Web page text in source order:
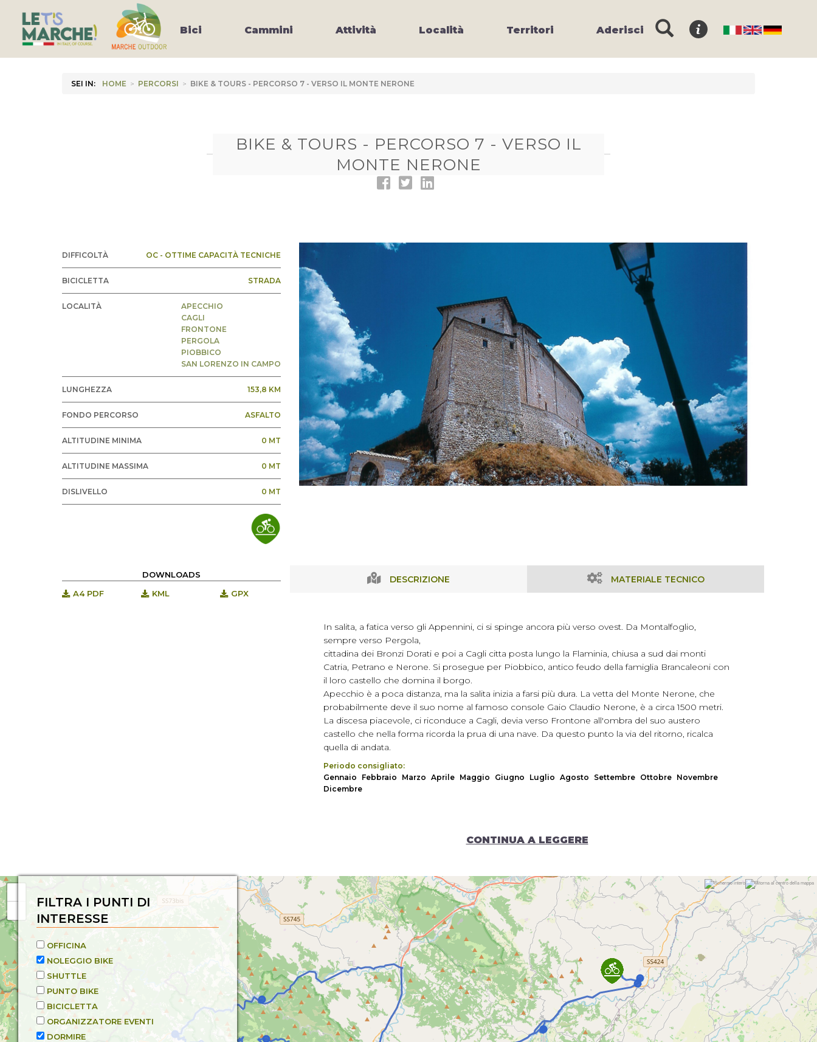
Bici Cammini Attività Località Territori Aderisci
SEI IN: HOME > PERCORSI > BIKE & TOURS - PERCORSO 7 - VERSO IL MONTE NERONE
BIKE & TOURS - PERCORSO 7 - VERSO IL
MONTE NERONE
DIFFICOLTÀ OC - OTTIME CAPACITÀ TECNICHE
BICICLETTA STRADA
LOCALITÀ
APECCHIO
CAGLI
FRONTONE
PERGOLA
PIOBBICO
SAN LORENZO IN CAMPO
LUNGHEZZA 153,8 KM
FONDO PERCORSO ASFALTO
ALTITUDINE MINIMA 0 MT
ALTITUDINE MASSIMA 0 MT
DISLIVELLO 0 MT
DOWNLOADS
A4 PDF
KML GPX
DESCRIZIONE MATERIALE TECNICO
In salita, a fatica verso gli Appennini, ci si spinge ancora più verso ovest. Da Montalfoglio,
sempre verso Pergola,
cittadina dei Bronzi Dorati e poi a Cagli citta posta lungo la Flaminia, chiusa a sud dai monti
Catria, Petrano e Nerone. Si prosegue per Piobbico, antico feudo della famiglia Brancaleoni con
il loro castello che domina il borgo.
Apecchio è a poca distanza, ma la salita inizia a farsi più dura. La vetta del Monte Nerone, che
probabilmente deve il suo nome al famoso console Gaio Claudio Nerone, è a circa 1500 metri.
La discesa piacevole, ci riconduce a Cagli, devia verso Frontone all'ombra del suo austero
castello che nella forma ricorda la prua di una nave. Da questo punto la via del ritorno, ricalca
quella di andata.
Periodo consigliato:
Gennaio
Febbraio Marzo Aprile Maggio Giugno Luglio Agosto Settembre Ottobre Novembre
Dicembre
CONTINUA A LEGGERE
FILTRA I PUNTI DI
INTERESSE
OFFICINA
NOLEGGIO BIKE
SHUTTLE
PUNTO BIKE
BICICLETTA
ORGANIZZATORE EVENTI
DORMIRE